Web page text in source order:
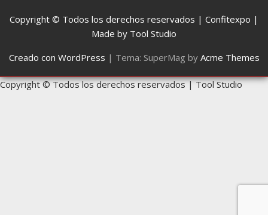
Copyright © Todos los derechos reservados | Confitexpo |
Made by Tool Studio
Creado con WordPress | Tema: SuperMag by Acme Themes
Copyright © Todos los derechos reservados | Tool Studio